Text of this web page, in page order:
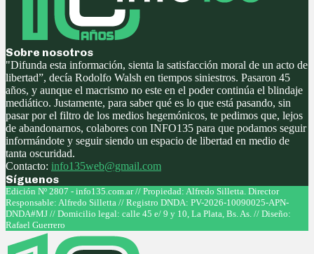
Sobre nosotros
"Difunda esta información, sienta la satisfacción moral de un acto de
libertad”, decía Rodolfo Walsh en tiempos siniestros. Pasaron 45
años, y aunque el macrismo no este en el poder continúa el blindaje
mediático. Justamente, para saber qué es lo que está pasando, sin
pasar por el filtro de los medios hegemónicos, te pedimos que, lejos
de abandonarnos, colabores con INFO135 para que podamos seguir
informándote y seguir siendo un espacio de libertad en medio de
tanta oscuridad.
Contacto: info135web@gmail.com
Síguenos
Facebook
Twitter
Instagram
Youtube
Edición Nº 2807 - info135.com.ar // Propiedad: Alfredo Silletta. Director
Responsable: Alfredo Silletta // Registro DNDA: PV-2026-10090025-APN-
DNDA#MJ // Domicilio legal: calle 45 e/ 9 y 10, La Plata, Bs. As. // Diseño:
Rafael Guerrero